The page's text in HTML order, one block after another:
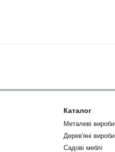
Каталог
Металеві вироби
Дерев'яні вироби
Садові меблі